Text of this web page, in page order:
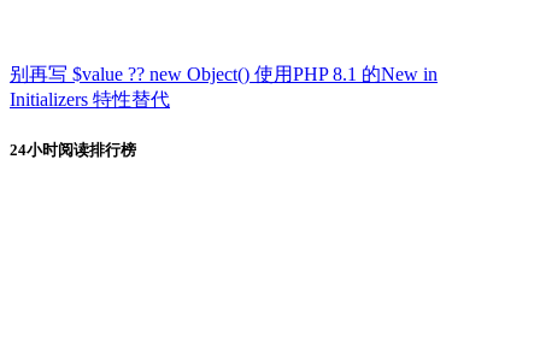
别再写 $value ?? new Object() 使用PHP 8.1 的New in
Initializers 特性替代
24小时阅读排行榜